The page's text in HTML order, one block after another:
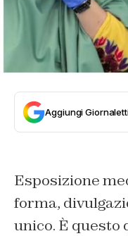
Aggiungi
Esposizione
forma,
unico. È questo